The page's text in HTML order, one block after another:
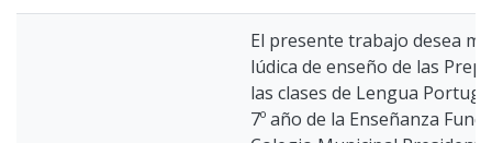
El presente trabajo desea
lúdica de enseño de las
las clases de Lengua
7º año de la Enseñanza